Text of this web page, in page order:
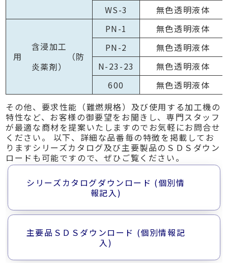
WS-3
無色透明液体
含浸加工
用 （防
炎薬剤）
PN-1
無色透明液体
PN-2
無色透明液体
N-23-23
無色透明液体
600
無色透明液体
その他、要求性能（難燃規格）及び使用する加工機の
特性など、お客様の御要望をお聞きし、専門スタッフ
が最適な商材を提案いたしますのでお気軽にお問合せ
ください。 以下、詳細な品番毎の特徴を掲載してお
りますシリーズカタログ及び主要製品のＳＤＳダウン
ロードも可能ですので、ぜひご覧ください。
シリーズカタログダウンロード (個別情
報記入)
主要品ＳＤＳダウンロード (個別情報記
入)